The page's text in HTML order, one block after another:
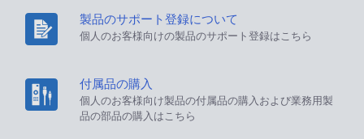
製品のサポート登録について
個人のお客様向けの製品のサポート登録はこちら
付属品の購入
個人のお客様向け製品の付属品の購入および業務用製
品の部品の購入はこちら